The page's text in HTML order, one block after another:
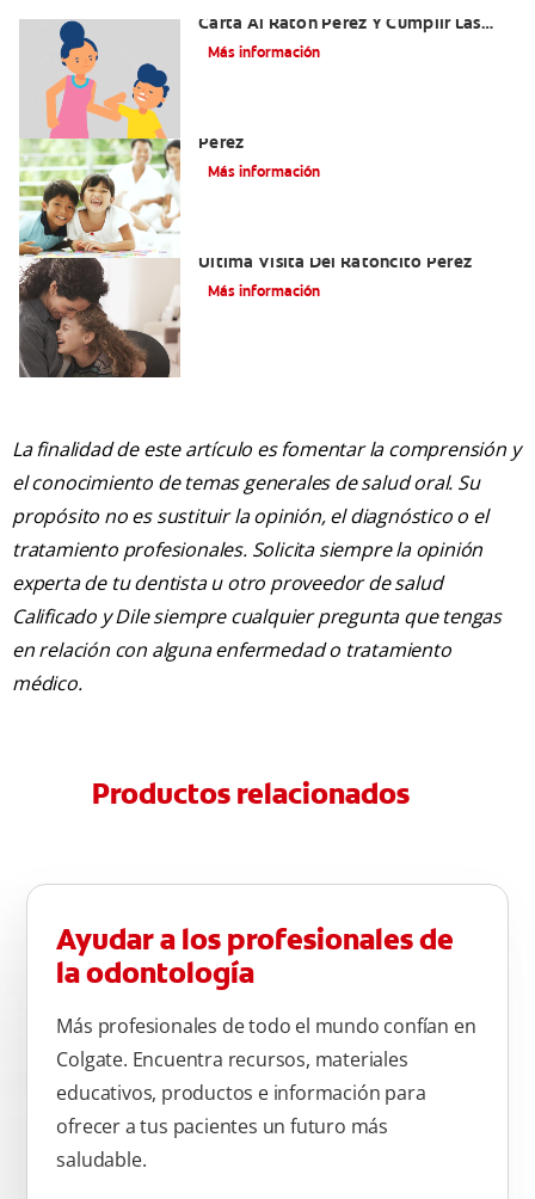
Carta Al Ratón Pérez Y Cumplir Las
Fantasías De Su Hijo/A
Más información
Pérez
Más información
Última Visita Del Ratoncito Pérez
Más información
La finalidad de este artículo es fomentar la comprensión y
el conocimiento de temas generales de salud oral. Su
propósito no es sustituir la opinión, el diagnóstico o el
tratamiento profesionales. Solicita siempre la opinión
experta de tu dentista u otro proveedor de salud
Calificado y Dile siempre cualquier pregunta que tengas
en relación con alguna enfermedad o tratamiento
médico.
Productos relacionados
Ayudar a los profesionales de
la odontología
Más profesionales de todo el mundo confían en
Colgate. Encuentra recursos, materiales
educativos, productos e información para
ofrecer a tus pacientes un futuro más
saludable.